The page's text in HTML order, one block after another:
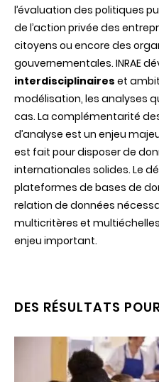
l’évaluation des politiques
de l’action privée des
citoyens ou encore des
gouvernementales. INRAE
interdisciplinaires et
modélisation, les analyses
cas. La complémentarité
d’analyse est un enjeu
est fait pour disposer de
internationales solides. Le
plateformes de bases de
relation de données
multicritères et
enjeu important.
DES RÉSULTATS